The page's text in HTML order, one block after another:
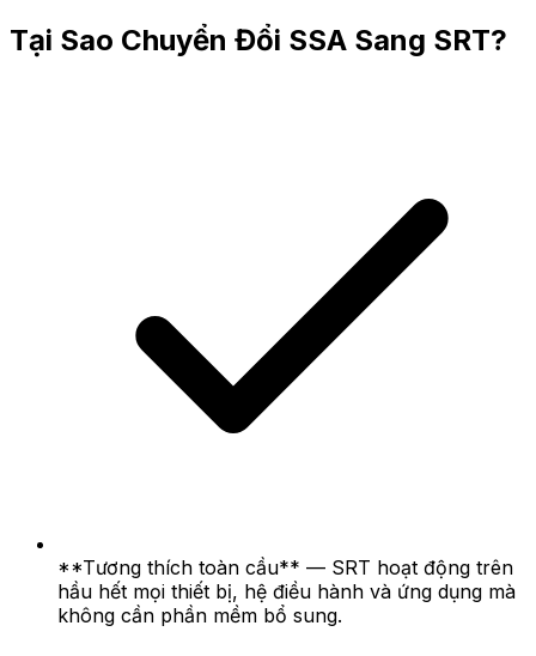
Tại Sao Chuyển Đổi SSA Sang SRT?
**Tương thích toàn cầu** — SRT hoạt động trên
hầu hết mọi thiết bị, hệ điều hành và ứng dụng mà
không cần phần mềm bổ sung.